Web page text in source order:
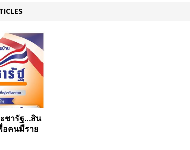
ชารัฐ…สิน
อคนมีราย